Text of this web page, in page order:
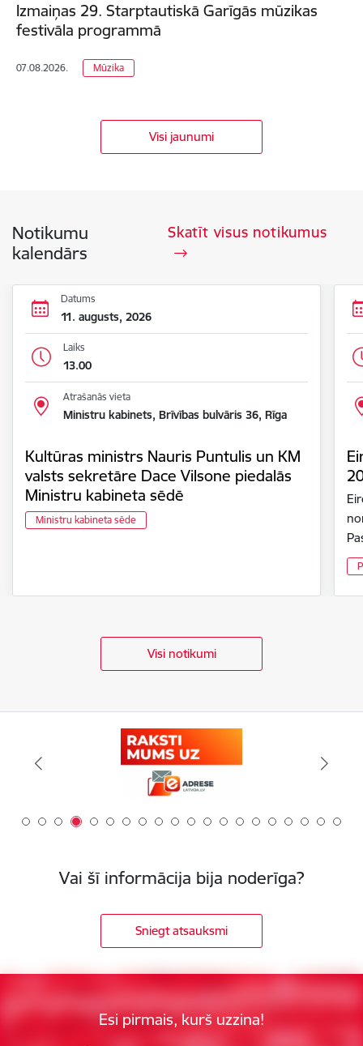
Izmaiņas 29. Starptautiskā Garīgās mūzikas
festivāla programmā
07.08.2026. Mūzika
Visi jaunumi
Notikumu
kalendārs
Skatīt visus notikumus
Datums
11. augusts, 2026
Laiks
13.00
Atrašanās vieta
Ministru kabinets, Brīvības bulvāris 36, Rīga
Kultūras ministrs Nauris Puntulis un KM
valsts sekretāre Dace Vilsone piedalās
Ministru kabineta sēdē
Ministru kabineta sēde
Visi notikumi
Vai šī informācija bija noderīga?
Sniegt atsauksmi
Esi pirmais, kurš uzzina!